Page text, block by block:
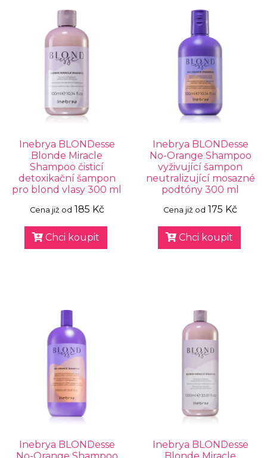
Inebrya BLONDesse
Blonde Miracle
Shampoo čisticí
detoxikační šampon
pro blond vlasy 300 ml
Cena již od 185 Kč
Chci koupit
Inebrya BLONDesse
No-Orange Shampoo
vyživující šampon
neutralizující mosazné
podtóny 300 ml
Cena již od 175 Kč
Chci koupit
Inebrya BLONDesse
Inebrya BLONDesse